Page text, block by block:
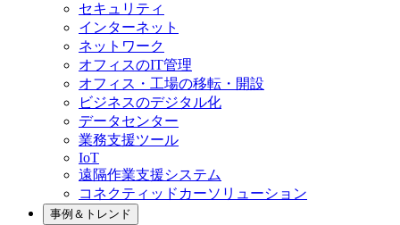
セキュリティ
インターネット
ネットワーク
オフィスのIT管理
オフィス・工場の移転・開設
ビジネスのデジタル化
データセンター
業務支援ツール
IoT
遠隔作業支援システム
コネクティッドカーソリューション
事例＆トレンド